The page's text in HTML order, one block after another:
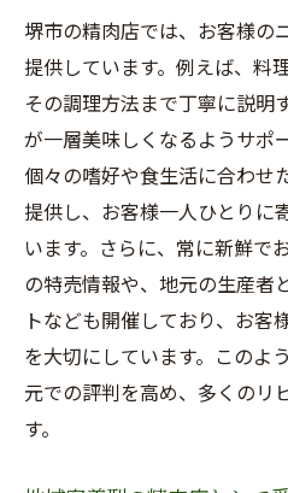
精肉店選びで注意す
初めての精肉店利
質とコストのバラ
地元の口コミを活
お得な情報を収集
堺市の精肉店では、お客様の
提供しています。例えば、料
その調理方法まで丁寧に説明
が一層美味しくなるようサポ
個々の嗜好や食生活に合わせ
提供し、お客様一人ひとりに
います。さらに、常に新鮮で
の特売情報や、地元の生産者
トなども開催しており、お客
を大切にしています。このよ
元での評判を高め、多くのリ
す。